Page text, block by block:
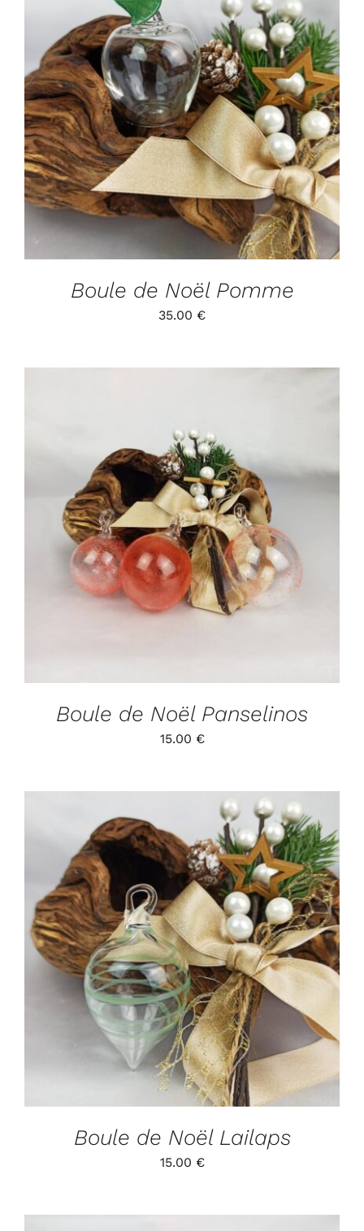
ADD TO CART
/
DÉTAILS
Boule de Noël Pomme
35.00 €
ADD TO CART
/
DÉTAILS
Boule de Noël Panselinos
15.00 €
ADD TO CART
/
DÉTAILS
Boule de Noël Lailaps
15.00 €